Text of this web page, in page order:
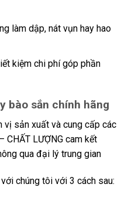
làm dập, nát vụn hay hao
kiệm chi phí góp phần
bào sắn chính hãng
vị sản xuất và cung cấp các
CHẤT LƯỢNG cam kết
qua đại lý trung gian
chúng tôi với 3 cách sau: